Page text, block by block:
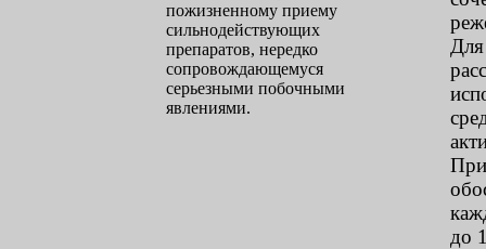
пожизненному приему
сильнодействующих
препаратов, нередко
сопровождающемуся
серьезными побочными
явлениями.
до